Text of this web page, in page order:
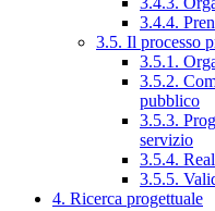
3.4.4.
3.5. Il processo
3.5.1.
3.5.2.
pubblico
3.5.3.
servizio
3.5.4.
3.5.5.
4. Ricerca progettuale